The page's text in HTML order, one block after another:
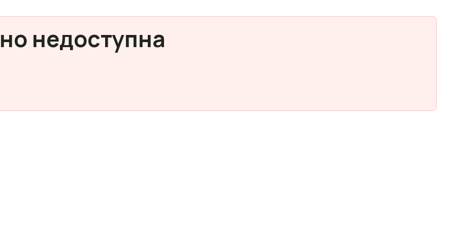
недоступна